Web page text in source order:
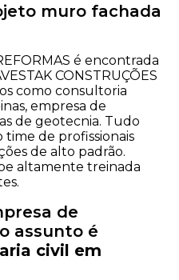
muro fachada
é encontrada
CONSTRUÇÕES
como consultoria
empresa de
de geotecnia. Tudo
time de profissionais
de alto padrão.
altamente treinada
de
assunto é
civil em